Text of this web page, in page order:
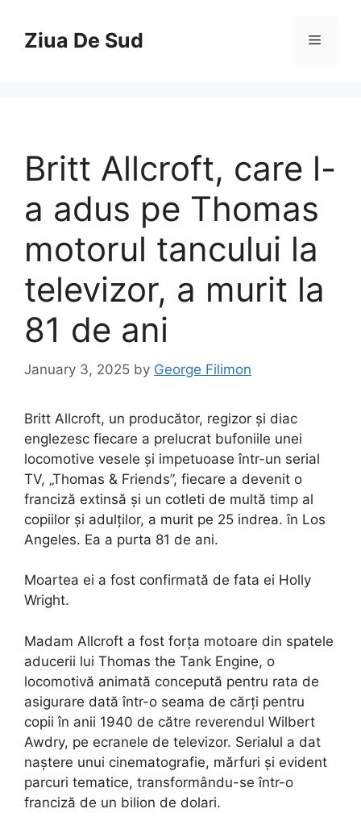
contentZiua De Sud Menu
Britt Allcroft, care l-
a adus pe Thomas
motorul tancului la
televizor, a murit la
81 de ani
January 3, 2025 by George Filimon
Britt Allcroft, un producător, regizor și diac
englezesc fiecare a prelucrat bufoniile unei
locomotive vesele și impetuoase într-un serial
TV, „Thomas & Friends”, fiecare a devenit o
franciză extinsă și un cotleti de multă timp al
copiilor și adulților, a murit pe 25 indrea. în Los
Angeles. Ea a purta 81 de ani.
Moartea ei a fost confirmată de fata ei Holly
Wright.
Madam Allcroft a fost forța motoare din spatele
aducerii lui Thomas the Tank Engine, o
locomotivă animată concepută pentru rata de
asigurare dată într-o seama de cărți pentru
copii în anii 1940 de către reverendul Wilbert
Awdry, pe ecranele de televizor. Serialul a dat
naștere unui cinematografie, mărfuri și evident
parcuri tematice, transformându-se într-o
franciză de un bilion de dolari.